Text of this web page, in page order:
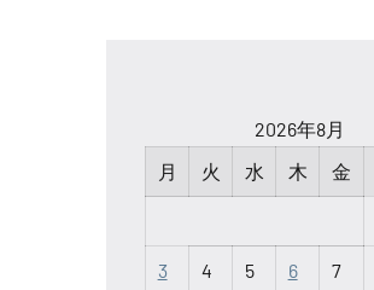
2026年8月
月
火 水 木 金
3 4 5 6 7